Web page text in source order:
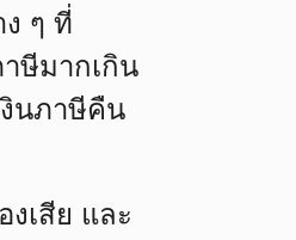
ๆ ที่
ษีมากเกิน
งินภาษีคืน
เสีย และ